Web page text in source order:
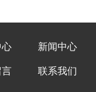
心 新闻中心
言 联系我们